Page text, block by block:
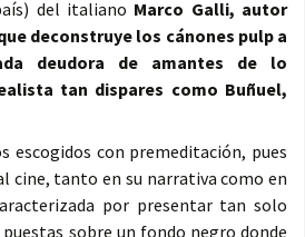
del italiano Marco Galli, autor
deconstruye los cánones pulp a
deudora de amantes de lo
tan dispares como Buñuel,
escogidos con premeditación, pues
cine, tanto en su narrativa como en
por presentar tan solo
sobre un fondo negro donde